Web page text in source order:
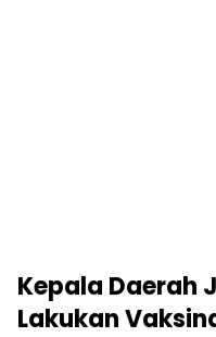
Kepala Daerah
Lakukan